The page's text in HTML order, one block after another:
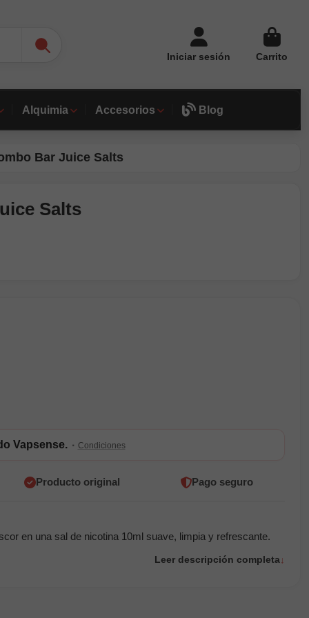
Iniciar sesión Carrito
Alquimia Accesorios Blog
Bar Juice Salts
Salts
Vapsense. · Condiciones
Producto original Pago seguro
en una sal de nicotina 10ml suave, limpia y refrescante.
Leer descripción completa